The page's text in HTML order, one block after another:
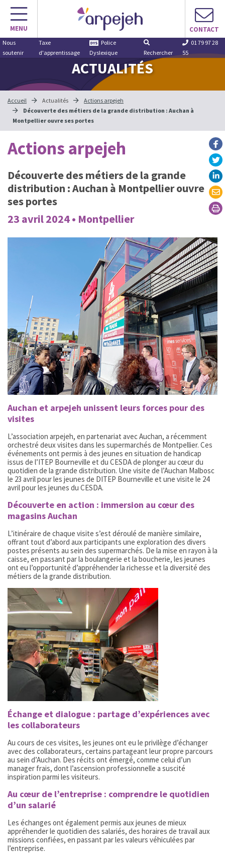
Aller
contenu
MENU CONTACT
Nous
soutenir
Taxe
d'apprentissage
Police
Dyslexique
Rechercher
01 79 97 28
55
ACTUALITÉS
Accueil Actualités
Actions arpejeh
Découverte des métiers de la grande distribution : Auchan à
Montpellier ouvre ses portes
Actions arpejeh
Découverte des métiers de la grande
distribution : Auchan à Montpellier ouvre
ses portes
23 avril 2024 • Montpellier
Auchan et arpejeh unissent leurs forces pour des
visites
L’association arpejeh, en partenariat avec Auchan, a récemment
orchestré deux visites dans les supermarchés de Montpellier. Ces
événements ont permis à des jeunes en situation de handicap
issus de l’ITEP Bourneville et du CESDA de plonger au cœur du
quotidien de la grande distribution. Une visite de l’Auchan Malbosc
le 23 avril pour les jeunes de DITEP Bourneville et une visite le 24
avril pour les jeunes du CESDA.
Découverte en action : immersion au cœur des
magasins Auchan
L’itinéraire de chaque visite s’est déroulé de manière similaire,
offrant tout d’abord aux participants une exploration des divers
postes présents au sein des supermarchés. De la mise en rayon à la
caisse, en passant par la boulangerie et la boucherie, les jeunes
ont eu l’opportunité d’appréhender la richesse et la diversité des
métiers de la grande distribution.
Échange et dialogue : partage d’expériences avec
les collaborateurs
Au cours de ces visites, les jeunes ont eu le privilège d’échanger
avec des collaborateurs, certains partageant leur propre parcours
au sein d’Auchan. Des récits ont émergé, comme celui d’un
manager frais, dont l’ascension professionnelle a suscité
inspiration parmi les visiteurs.
Au cœur de l’entreprise : comprendre le quotidien
d’un salarié
Les échanges ont également permis aux jeunes de mieux
appréhender le quotidien des salariés, des horaires de travail aux
missions confiées, en passant par les valeurs véhiculées par
l’entreprise.